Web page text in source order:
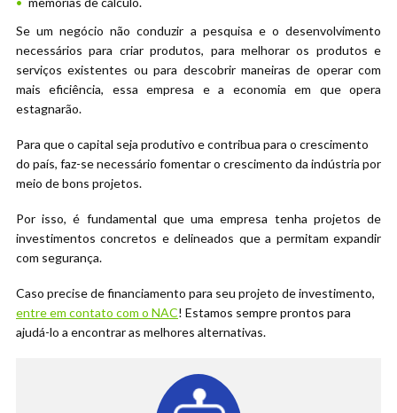
Se um negócio não conduzir a pesquisa e o desenvolvimento
necessários para criar produtos, para melhorar os produtos e
serviços existentes ou para descobrir maneiras de operar com
mais eficiência, essa empresa e a economia em que opera
estagnarão.
Para que o capital seja produtivo e contribua para o crescimento
do país, faz-se necessário fomentar o crescimento da indústria por
meio de bons projetos.
Por isso, é fundamental que uma empresa tenha projetos de
investimentos concretos e delineados que a permitam expandir
com segurança.
Caso precise de financiamento para seu projeto de investimento,
entre em contato com o NAC! Estamos sempre prontos para
ajudá-lo a encontrar as melhores alternativas.